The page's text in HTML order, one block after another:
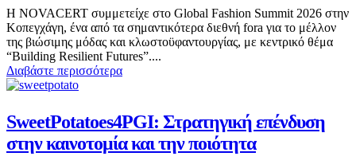
Η NOVACERT συμμετείχε στο Global Fashion Summit 2026 στην
Κοπεγχάγη, ένα από τα σημαντικότερα διεθνή fora για το μέλλον
της βιώσιμης μόδας και κλωστοϋφαντουργίας, με κεντρικό θέμα
“Building Resilient Futures”....
Διαβάστε περισσότερα
SweetPotatoes4PGI: Στρατηγική επένδυση
στην καινοτομία και την ποιότητα